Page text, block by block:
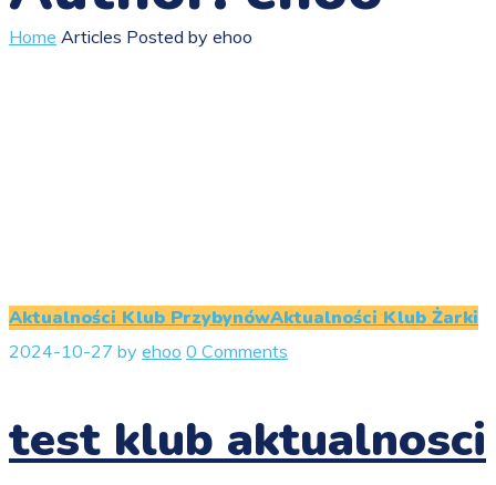
Home Articles Posted by ehoo
Aktualności Klub PrzybynówAktualności Klub Żarki
2024-10-27 by ehoo 0 Comments
test klub aktualnosci